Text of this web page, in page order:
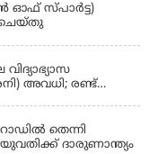
ഓഫ് സ്പാർട്ട)
അവധി; രണ്ട്
തെന്നി
ദാരുണാന്ത്യം